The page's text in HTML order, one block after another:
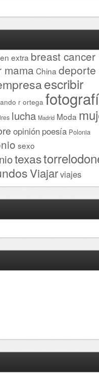
extra breast cancer
mama China deporte
escribir
r ortega
lucha Madrid Moda
opinión poesía Polonia
sexo
texas
Viajarviajes